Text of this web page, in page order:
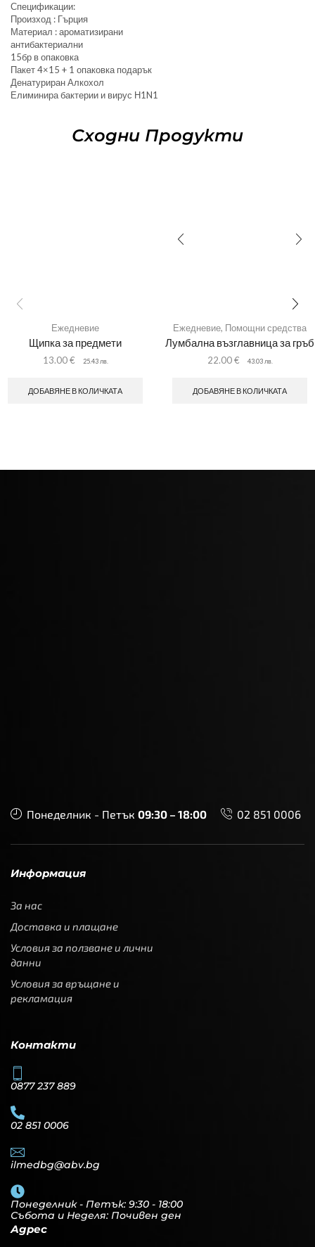
Спецификации:
Произход : Гърция
Материал : ароматизирани
антибактериални
15бр в опаковка
Пакет 4×15 + 1 опаковка подарък
Денатуриран Алкохол
Елиминира бактерии и вирус Н1N1
Сходни Продукти
Ежедневие
Щипка за предмети
13.00€ 25.43 лв.
ДОБАВЯНЕ В КОЛИЧКАТА
Ежедневие, Помощни средства
Лумбална възглавница за гръб
22.00€ 43.03 лв.
ДОБАВЯНЕ В КОЛИЧКАТА
Понеделник - Петък 09:30 – 18:00 02 851 0006
Информация
За нас
Доставка и плащане
Условия за ползване и лични
данни
Условия за връщане и
рекламация
Контакти
0877 237 889
02 851 0006
ilmedbg@abv.bg
Понеделник - Петък: 9:30 - 18:00
Събота и Неделя: Почивен ден
Адрес